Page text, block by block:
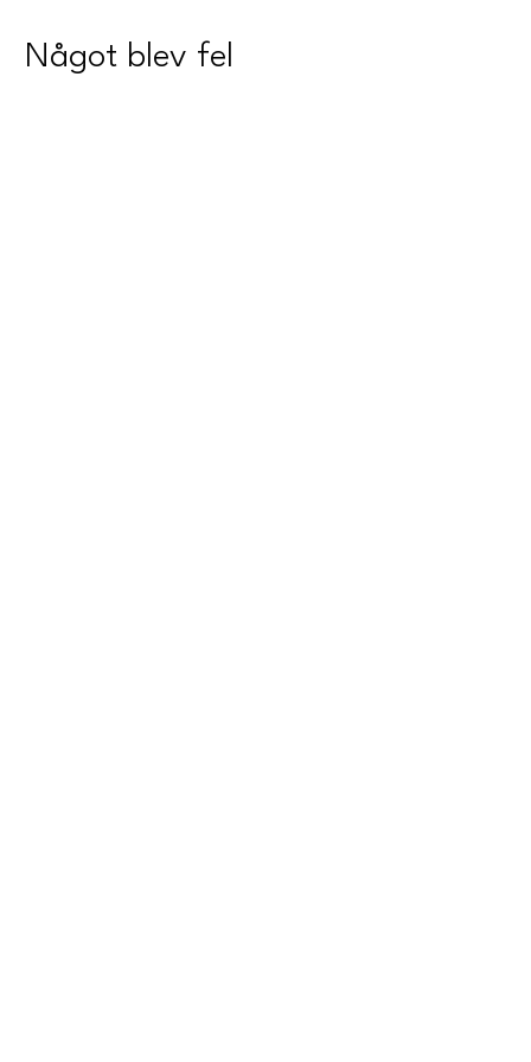
Något blev fel